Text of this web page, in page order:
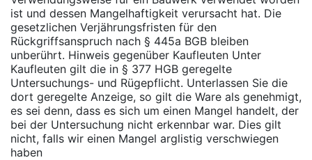
ist und dessen Mangelhaftigkeit verursacht hat. Die
gesetzlichen Verjährungsfristen für den
Rückgriffsanspruch nach § 445a BGB bleiben
unberührt. Hinweis gegenüber Kaufleuten Unter
Kaufleuten gilt die in § 377 HGB geregelte
Untersuchungs- und Rügepflicht. Unterlassen Sie die
dort geregelte Anzeige, so gilt die Ware als genehmigt,
es sei denn, dass es sich um einen Mangel handelt, der
bei der Untersuchung nicht erkennbar war. Dies gilt
nicht, falls wir einen Mangel arglistig verschwiegen
haben